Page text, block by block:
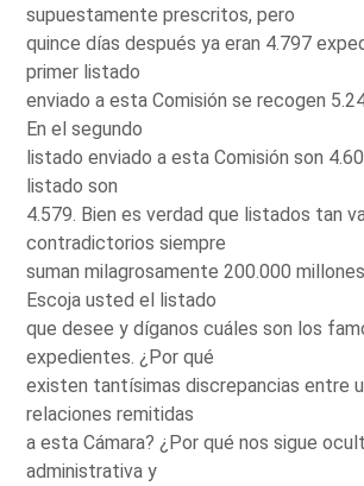
supuestamente prescritos, pero
quince días después ya eran 4.797
primer listado
enviado a esta Comisión se recogen
En el segundo
listado enviado a esta Comisión son
listado son
4.579. Bien es verdad que listados tan
contradictorios siempre
suman milagrosamente 200.000
Escoja usted el listado
que desee y díganos cuáles son los
expedientes. ¿Por qué
existen tantísimas discrepancias entre
relaciones remitidas
a esta Cámara? ¿Por qué nos sigue
administrativa y